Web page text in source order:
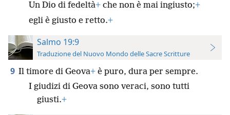
Un Dio di fedeltà+ che non è mai ingiusto;+
egli è giusto e retto.+
Salmo 19:9
Traduzione del Nuovo Mondo delle Sacre Scritture
9 Il timore di Geova+ è puro, dura per sempre.
I giudizi di Geova sono veraci, sono tutti
giusti.+